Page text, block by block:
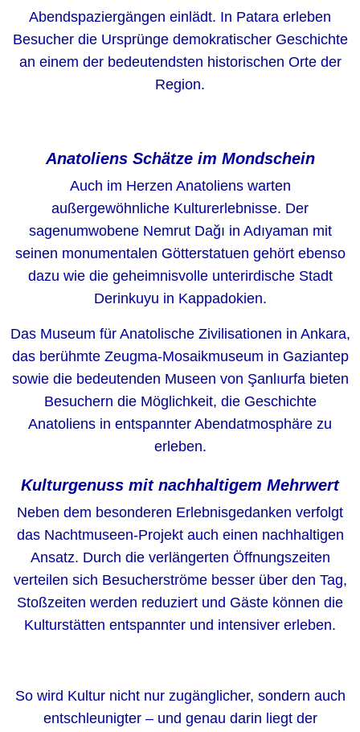
Abendspaziergängen einlädt. In Patara erleben
Besucher die Ursprünge demokratischer Geschichte
an einem der bedeutendsten historischen Orte der
Region.
Anatoliens Schätze im Mondschein
Auch im Herzen Anatoliens warten
außergewöhnliche Kulturerlebnisse. Der
sagenumwobene Nemrut Dağı in Adıyaman mit
seinen monumentalen Götterstatuen gehört ebenso
dazu wie die geheimnisvolle unterirdische Stadt
Derinkuyu in Kappadokien.
Das Museum für Anatolische Zivilisationen in Ankara,
das berühmte Zeugma-Mosaikmuseum in Gaziantep
sowie die bedeutenden Museen von Şanlıurfa bieten
Besuchern die Möglichkeit, die Geschichte
Anatoliens in entspannter Abendatmosphäre zu
erleben.
Kulturgenuss mit nachhaltigem Mehrwert
Neben dem besonderen Erlebnisgedanken verfolgt
das Nachtmuseen-Projekt auch einen nachhaltigen
Ansatz. Durch die verlängerten Öffnungszeiten
verteilen sich Besucherströme besser über den Tag,
Stoßzeiten werden reduziert und Gäste können die
Kulturstätten entspannter und intensiver erleben.
So wird Kultur nicht nur zugänglicher, sondern auch
entschleunigter – und genau darin liegt der